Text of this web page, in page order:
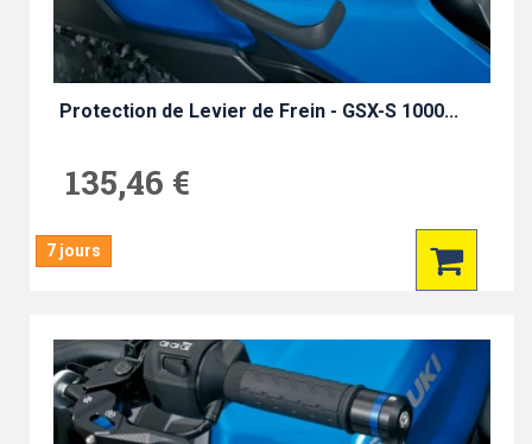
Protection de Levier de Frein - GSX-S 1000...
135,46 €
7 jours